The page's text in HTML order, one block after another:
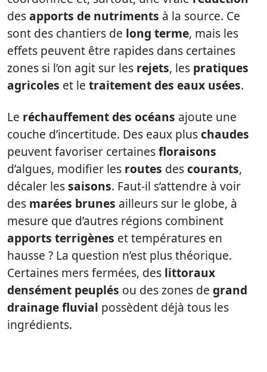
desapports de nutriments à la source. Ce
sont des chantiers de long terme, mais les
effets peuvent être rapides dans certaines
zones si l’on agit sur les rejets, les pratiques
agricoles et le traitement des eaux usées.
Le réchauffement des océans ajoute une
couche d’incertitude. Des eaux pluschaudes
peuvent favoriser certainesfloraisons
d’algues, modifier les routes descourants,
décaler lessaisons. Faut-il s’attendre à voir
des marées brunes ailleurs sur le globe, à
mesure que d’autres régions combinent
apports terrigènes et températures en
hausse ? La question n’est plus théorique.
Certaines mers fermées, des littoraux
densément peuplés ou des zones de grand
drainage fluvial possèdent déjà tous les
ingrédients.